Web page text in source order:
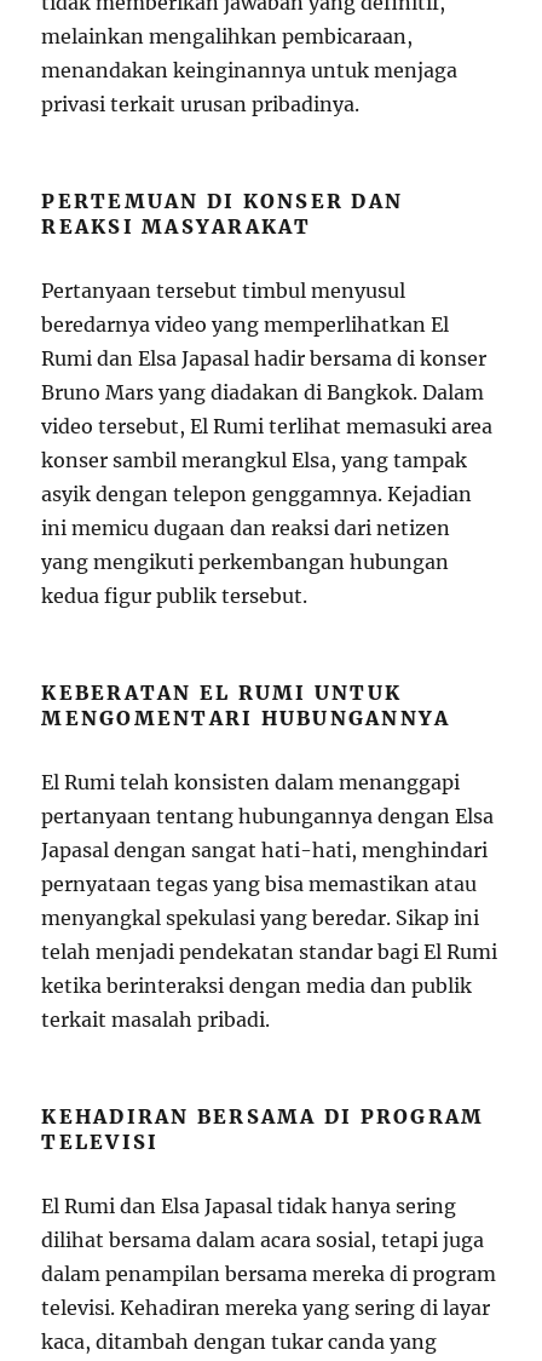
melainkan mengalihkan pembicaraan,
menandakan keinginannya untuk menjaga
privasi terkait urusan pribadinya.
PERTEMUAN DI KONSER DAN
REAKSI MASYARAKAT
Pertanyaan tersebut timbul menyusul
beredarnya video yang memperlihatkan El
Rumi dan Elsa Japasal hadir bersama di konser
Bruno Mars yang diadakan di Bangkok. Dalam
video tersebut, El Rumi terlihat memasuki area
konser sambil merangkul Elsa, yang tampak
asyik dengan telepon genggamnya. Kejadian
ini memicu dugaan dan reaksi dari netizen
yang mengikuti perkembangan hubungan
kedua figur publik tersebut.
KEBERATAN EL RUMI UNTUK
MENGOMENTARI HUBUNGANNYA
El Rumi telah konsisten dalam menanggapi
pertanyaan tentang hubungannya dengan Elsa
Japasal dengan sangat hati-hati, menghindari
pernyataan tegas yang bisa memastikan atau
menyangkal spekulasi yang beredar. Sikap ini
telah menjadi pendekatan standar bagi El Rumi
ketika berinteraksi dengan media dan publik
terkait masalah pribadi.
KEHADIRAN BERSAMA DI PROGRAM
TELEVISI
El Rumi dan Elsa Japasal tidak hanya sering
dilihat bersama dalam acara sosial, tetapi juga
dalam penampilan bersama mereka di program
televisi. Kehadiran mereka yang sering di layar
kaca, ditambah dengan tukar canda yang